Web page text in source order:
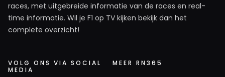
races, met uitgebreide informatie van de races en real-
time informatie. Wil je F1 op TV kijken bekijk dan het
complete overzicht!
VOLG ONS VIA SOCIAL
MEDIA
MEER RN365